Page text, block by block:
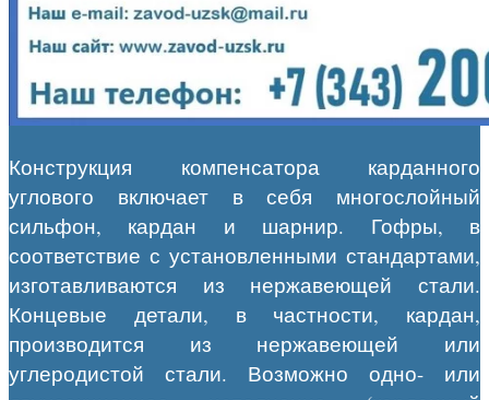
Конструкция компенсатора карданного
углового включает в себя многослойный
сильфон, кардан и шарнир. Гофры, в
соответствие с установленными стандартами,
изготавливаются из нержавеющей стали.
Концевые детали, в частности, кардан,
производится из нержавеющей или
углеродистой стали. Возможно одно- или